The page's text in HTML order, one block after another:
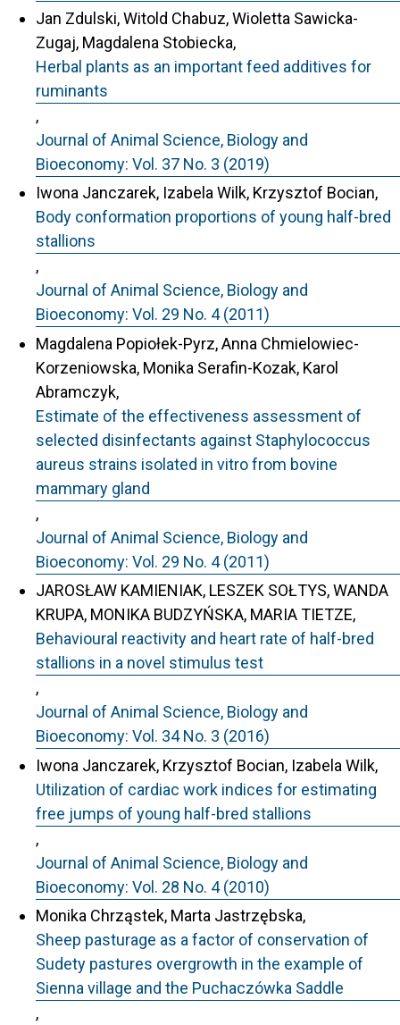
Jan Zdulski, Witold Chabuz, Wioletta Sawicka-
Zugaj, Magdalena Stobiecka,
Herbal plants as an important feed additives for
ruminants
,
Journal of Animal Science, Biology and
Bioeconomy: Vol. 37 No. 3 (2019)
Iwona Janczarek, Izabela Wilk, Krzysztof Bocian,
Body conformation proportions of young half-bred
stallions
,
Journal of Animal Science, Biology and
Bioeconomy: Vol. 29 No. 4 (2011)
Magdalena Popiołek-Pyrz, Anna Chmielowiec-
Korzeniowska, Monika Serafin-Kozak, Karol
Abramczyk,
Estimate of the effectiveness assessment of
selected disinfectants against Staphylococcus
aureus strains isolated in vitro from bovine
mammary gland
,
Journal of Animal Science, Biology and
Bioeconomy: Vol. 29 No. 4 (2011)
JAROSŁAW KAMIENIAK, LESZEK SOŁTYS, WANDA
KRUPA, MONIKA BUDZYŃSKA, MARIA TIETZE,
Behavioural reactivity and heart rate of half-bred
stallions in a novel stimulus test
,
Journal of Animal Science, Biology and
Bioeconomy: Vol. 34 No. 3 (2016)
Iwona Janczarek, Krzysztof Bocian, Izabela Wilk,
Utilization of cardiac work indices for estimating
free jumps of young half-bred stallions
,
Journal of Animal Science, Biology and
Bioeconomy: Vol. 28 No. 4 (2010)
Monika Chrząstek, Marta Jastrzębska,
Sheep pasturage as a factor of conservation of
Sudety pastures overgrowth in the example of
Sienna village and the Puchaczówka Saddle
,